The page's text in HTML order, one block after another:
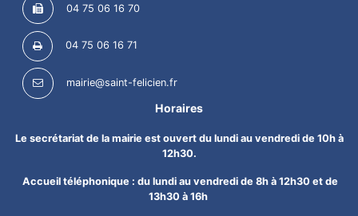
04 75 06 16 70
04 75 06 16 71
mairie@saint-felicien.fr
Horaires
Le secrétariat de la mairie est ouvert du lundi au vendredi de 10h à
12h30.
Accueil téléphonique : du lundi au vendredi de 8h à 12h30 et de
13h30 à 16h